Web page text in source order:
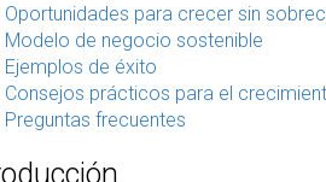
Oportunidades para crecer sin
Modelo de negocio sostenible
Ejemplos de éxito
Consejos prácticos para el
Preguntas frecuentes